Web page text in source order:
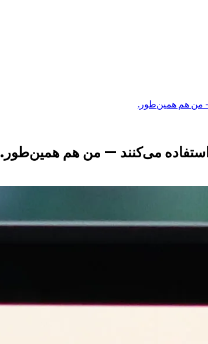
— من هم همین‌طور.
استفاده می‌کنند — من هم همین‌طور.